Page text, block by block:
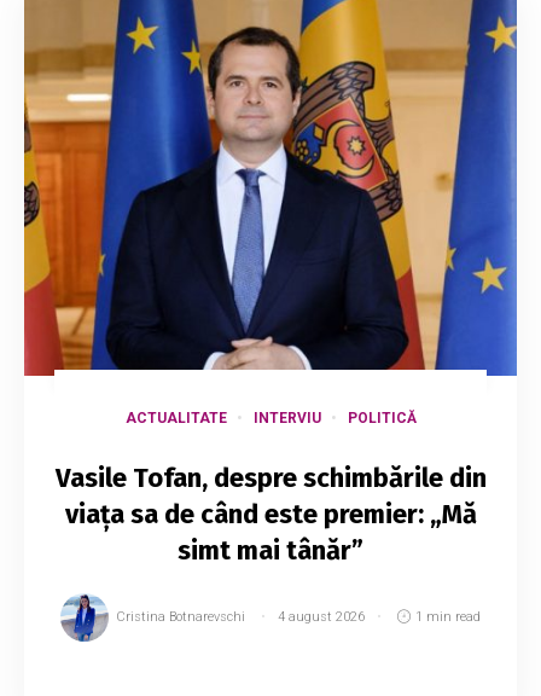
ACTUALITATE INTERVIU POLITICĂ
Vasile Tofan, despre schimbările din
viața sa de când este premier: „Mă
simt mai tânăr”
Cristina Botnarevschi 4 august 2026 1 min read